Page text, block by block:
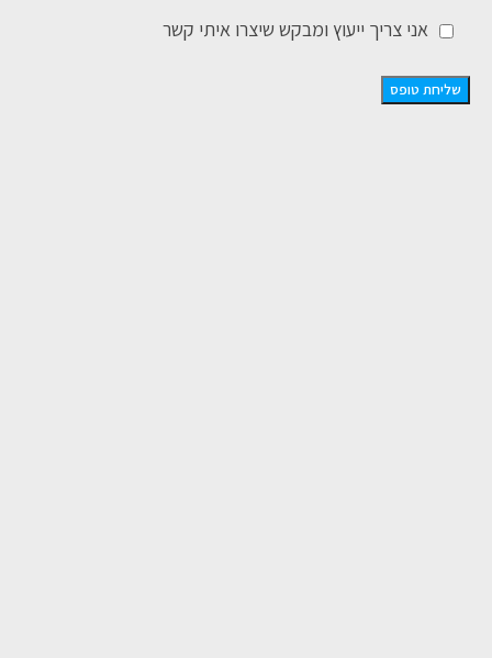
אני צריך ייעוץ ומבקש שיצרו איתי קשר